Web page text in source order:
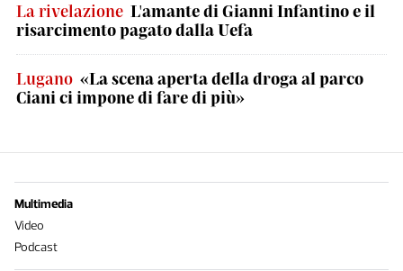
La rivelazione L'amante di Gianni Infantino e il
risarcimento pagato dalla Uefa
Lugano «La scena aperta della droga al parco
Ciani ci impone di fare di più»
Multimedia
Video
Podcast